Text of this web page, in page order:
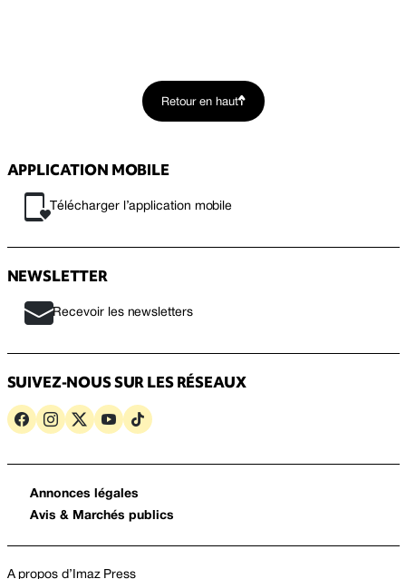
Retour en haut
APPLICATION MOBILE
Télécharger l’application mobile
NEWSLETTER
Recevoir les newsletters
SUIVEZ-NOUS SUR LES RÉSEAUX
Annonces légales
Avis & Marchés publics
A propos d’Imaz Press